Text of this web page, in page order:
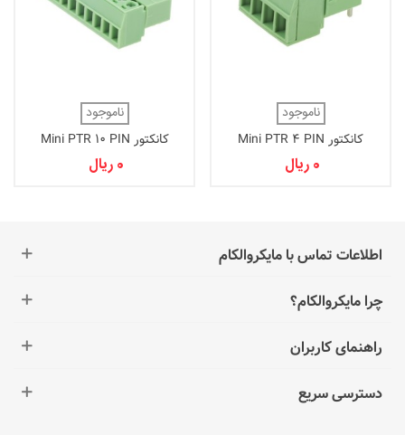
ناموجود
کانکتور Mini PTR 4 PIN
0 ریال
ناموجود
کانکتور Mini PTR 10 PIN
0 ریال
اطلاعات تماس با مایکروالکام
چرا مایکروالکام؟
راهنمای کاربران
دسترسی سریع